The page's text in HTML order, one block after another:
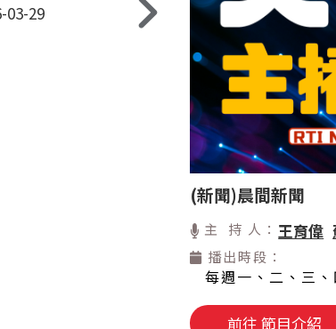
03-29
(新聞)晨間新聞
主 持 人： 王育偉
播出時段：
每週一、二、三
前往 節目介紹